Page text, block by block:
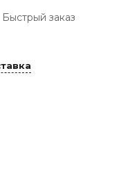
Быстрый заказ